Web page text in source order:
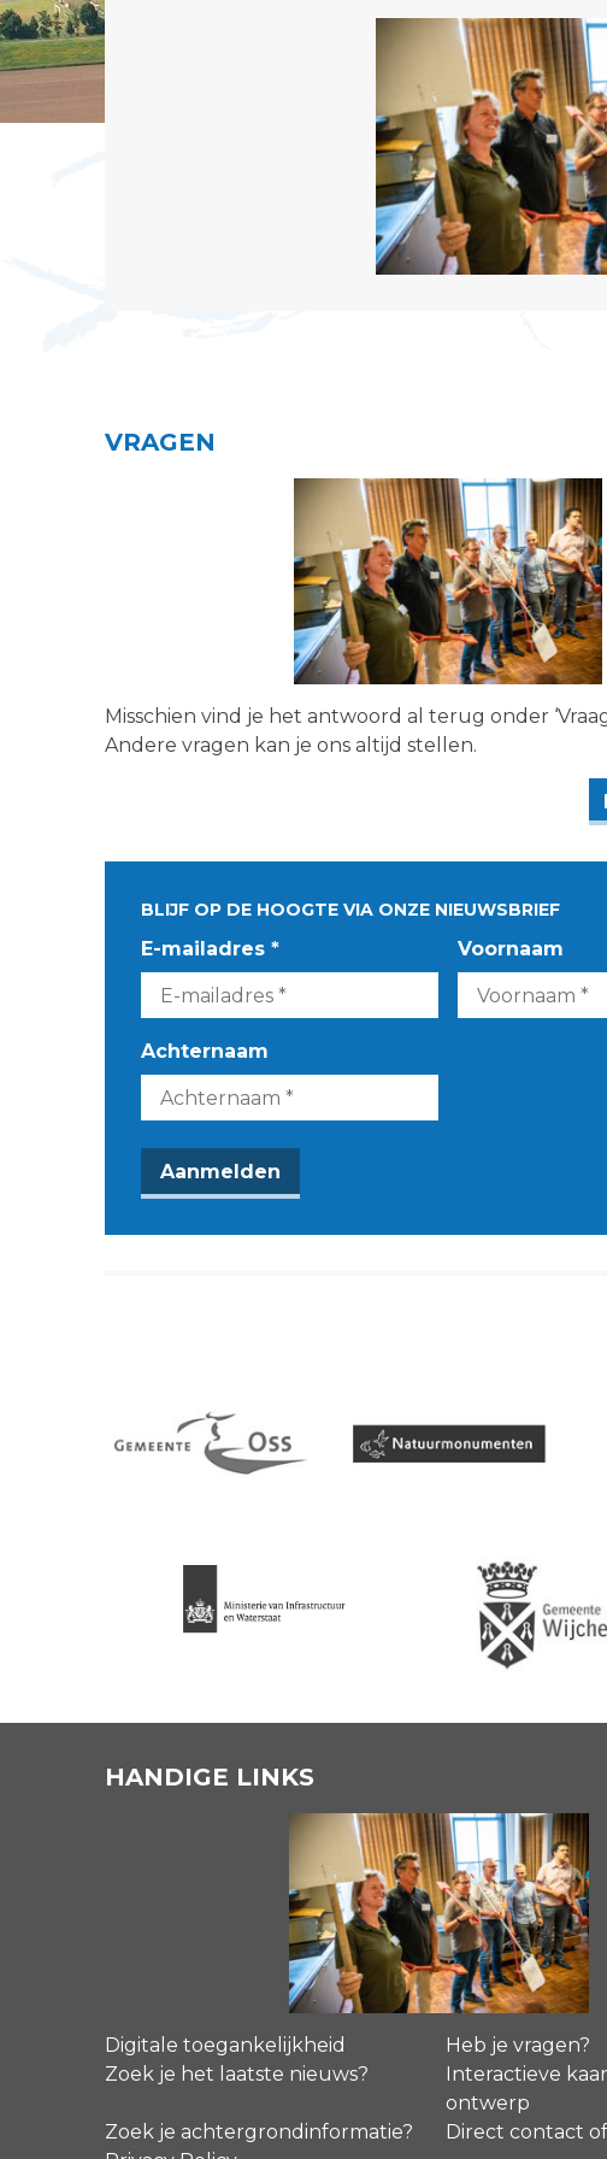
VRAGEN
Misschien vind je het antwoord al terug onder
Andere vragen kan je ons altijd stellen.
BLIJF OP DE HOOGTE VIA ONZE NIEUWSBRIEF
E-mailadres * Voornaam
Achternaam
HANDIGE LINKS
Digitale toegankelijkheid
Heb je vragen?
Zoek je het laatste nieuws?
Interactieve
ontwerp
Zoek je achtergrondinformatie?
Direct contact